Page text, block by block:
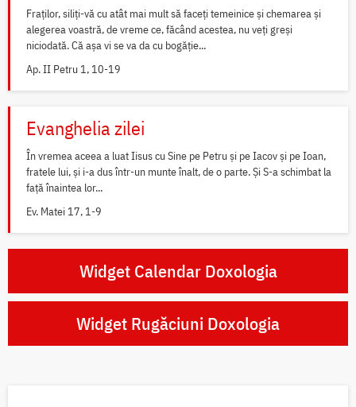
Fraților, siliți-vă cu atât mai mult să faceți temeinice și chemarea și
alegerea voastră, de vreme ce, făcând acestea, nu veți greși
niciodată. Că așa vi se va da cu bogăție...
Ap. II Petru 1, 10-19
Evanghelia zilei
În vremea aceea a luat Iisus cu Sine pe Petru și pe Iacov și pe Ioan,
fratele lui, și i-a dus într-un munte înalt, de o parte. Și S-a schimbat la
față înaintea lor...
Ev. Matei 17, 1-9
Widget Calendar Doxologia
Widget Rugăciuni Doxologia